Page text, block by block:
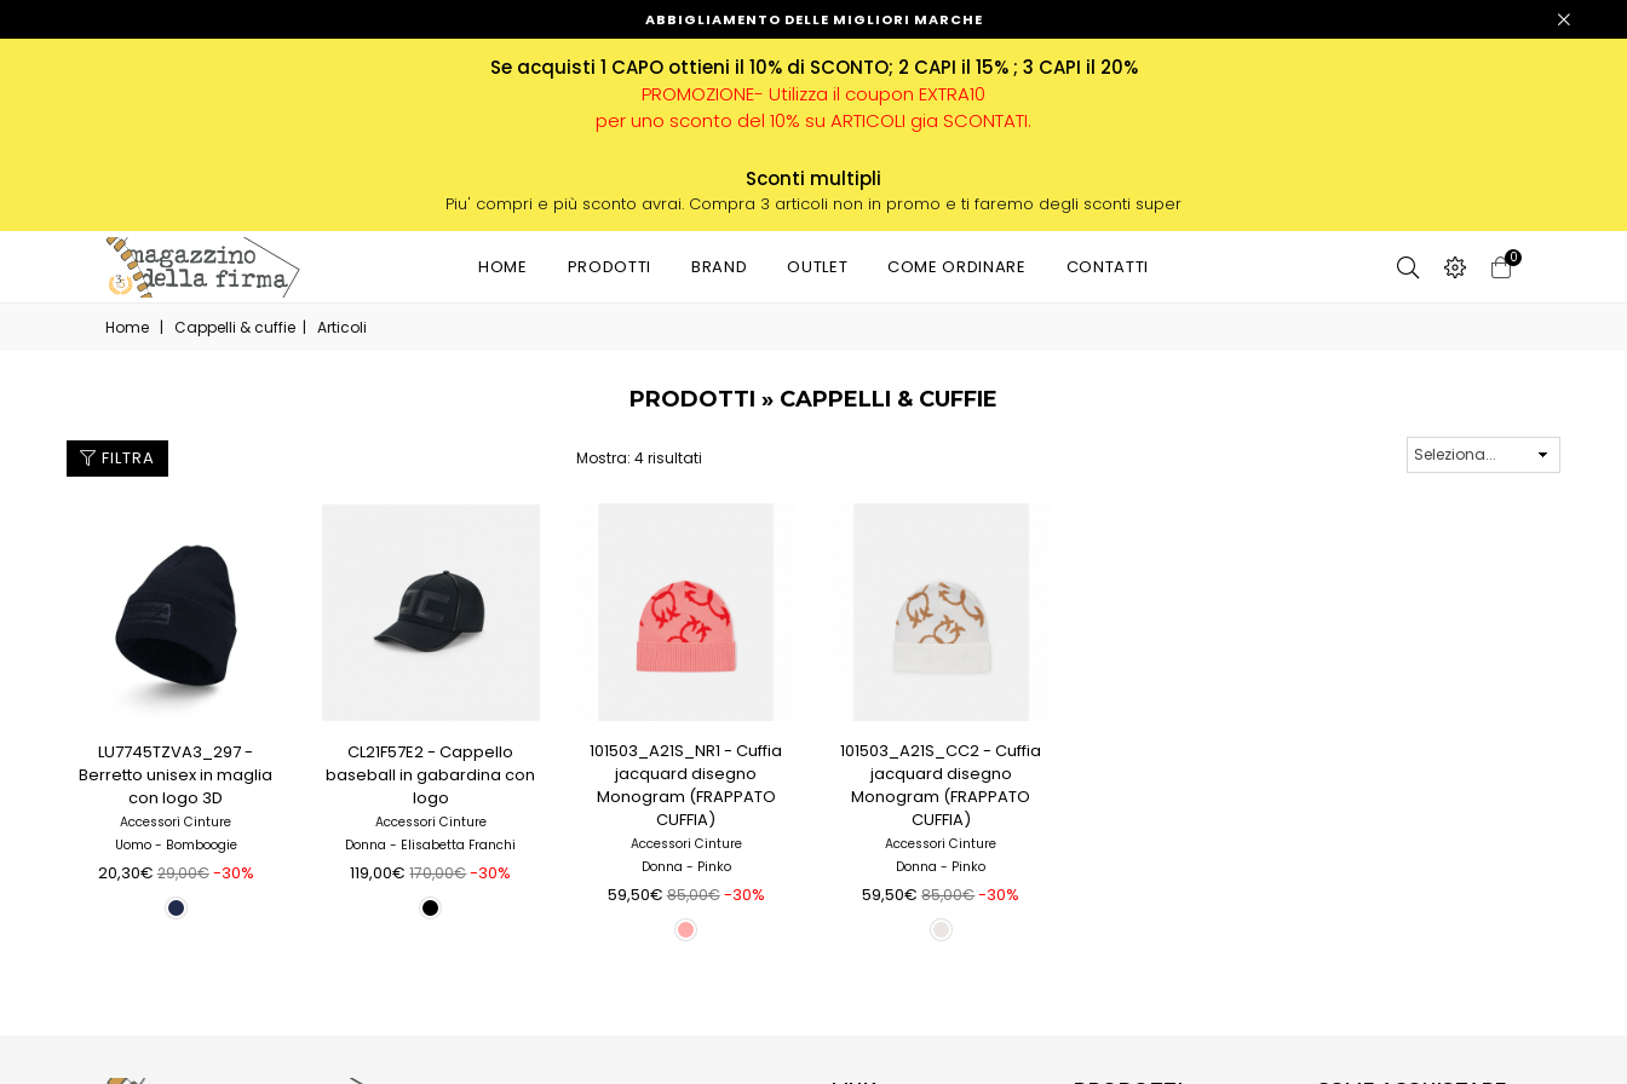
ABBIGLIAMENTO DELLE MIGLIORI MARCHE
Se acquisti 1 CAPO ottieni il 10% di SCONTO; 2 CAPI il 15% ; 3 CAPI il 20%
PROMOZIONE- Utilizza il coupon EXTRA10
per uno sconto del 10% su ARTICOLI gia SCONTATI.
Sconti multipli
Piu' compri e più sconto avrai. Compra 3 articoli non in promo e ti faremo degli sconti super
HOME PRODOTTI BRAND OUTLET COME ORDINARE CONTATTI 0
Home | Cappelli & cuffie | Articoli
PRODOTTI » CAPPELLI & CUFFIE
FILTRA Mostra: 4 risultati
LU7745TZVA3_297 -
Berretto unisex in maglia
con logo 3D
Accessori Cinture
Uomo - Bomboogie
20,30€ 29,00€-30%
CL21F57E2 - Cappello
baseball in gabardina con
logo
Accessori Cinture
Donna - Elisabetta Franchi
119,00€ 170,00€-30%
101503_A21S_NR1 - Cuffia
jacquard disegno
Monogram (FRAPPATO
CUFFIA)
Accessori Cinture
Donna - Pinko
59,50€ 85,00€-30%
101503_A21S_CC2 - Cuffia
jacquard disegno
Monogram (FRAPPATO
CUFFIA)
Accessori Cinture
Donna - Pinko
59,50€ 85,00€-30%